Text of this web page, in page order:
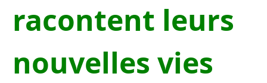
racontent leurs
nouvelles vies